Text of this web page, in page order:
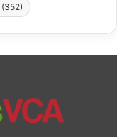
(352)